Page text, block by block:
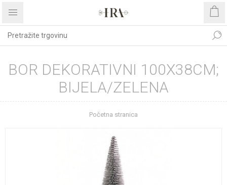
BOR DEKORATIVNI 100X38CM;
BIJELA/ZELENA
Početna stranica